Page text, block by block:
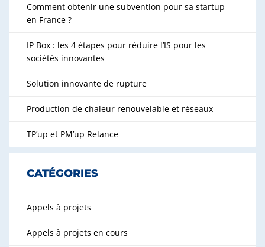
Comment obtenir une subvention pour sa startup
en France ?
IP Box : les 4 étapes pour réduire l’IS pour les
sociétés innovantes
Solution innovante de rupture
Production de chaleur renouvelable et réseaux
TP’up et PM’up Relance
CATÉGORIES
Appels à projets
Appels à projets en cours